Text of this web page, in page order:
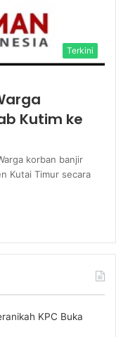
Terkini
Kutim ke
korban banjir
Kutai Timur secara
KPC Buka